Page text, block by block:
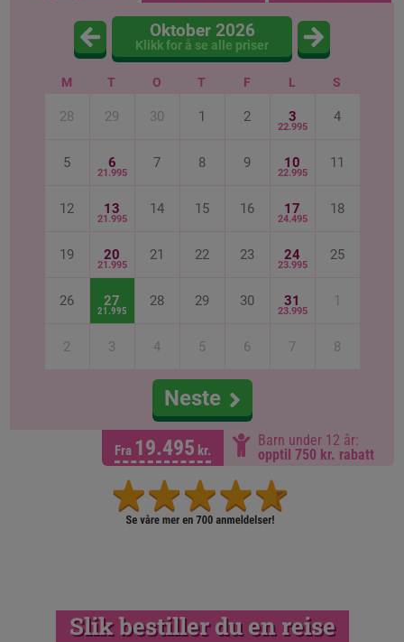
Oktober 2026
Klikk for å se alle priser
M T O T F L S
28 29 30 1 2 3
22.995
4
5 6
21.995
7 8 9 10
22.995
11
12 13
21.995
14 15 16 17
24.495
18
19 20
21.995
21 22 23 24
23.995
25
26 27
21.995
28 29 30 31
23.995
1
2 3 4 5 6 7 8
Neste
Fra 19.495 kr.
Barn under 12 år:
opptil 750 kr. rabatt
Slik bestiller du en reise